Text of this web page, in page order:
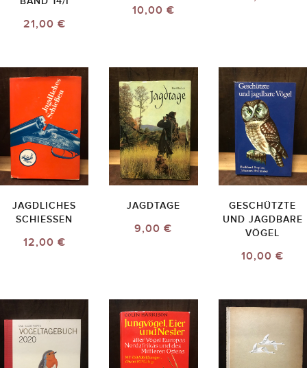
21,00 €
10,00 €
JAGDLICHES
SCHIESSEN
12,00 €
JAGDTAGE
9,00 €
GESCHÜTZTE
UND JAGDBARE
VÖGEL
10,00 €